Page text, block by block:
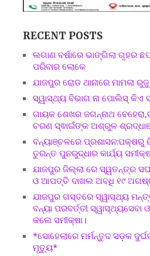
RECENT POSTS
ଲଗାଣ ବର୍ଷାରେ ଭାଙ୍ଗିଲା ଗୃହର
ପରିବାର ଲୋକେ
ଯାଜପୁର ରୋଡ ଥାନାରେ ମାମଲା ରୁଜୁ
ସ୍ୱାସ୍ଥ୍ୟ ବିଭାଗ ନା ପୋଲିସ୍ କିଏ
ଗାୟକ ଶେଖର ଜଗନ୍ନାଥ
ଚରଣ ସ୍ଵାଇଁଙ୍କ ଅଶ୍ରୁଳ
ବନ୍ୟାଞ୍ଚଳରେ
ତୁରନ୍ତ ପୁନରୁଦ୍ଧାର କାର୍ଯ୍ୟ
ଯାଜପୁର ଜିଲ୍ଲା ରେ ସ୍ୱତନ୍ତ୍ର
ଓ ଆପତ୍ତି ଦାଖଲ ଅବଧି ୧୯
ଯାଜପୁର ଗସ୍ତରେ ସ୍ୱାସ୍ଥ୍ୟ
ବନ୍ୟା ପରବର୍ତ୍ତୀ ସ୍ୱାସ୍ଥ୍ୟସେବା
କଲେ ସମୀକ୍ଷା।
*ସୋହେଲାରେ ମର୍ମନ୍ତୁଦ ସଡ଼କ
ମୃତ୍ୟୁ*